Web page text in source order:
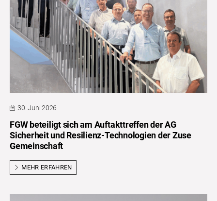
30. Juni 2026
FGW beteiligt sich am Auftakttreffen der AG
Sicherheit und Resilienz-Technologien der Zuse
Gemeinschaft
MEHR ERFAHREN